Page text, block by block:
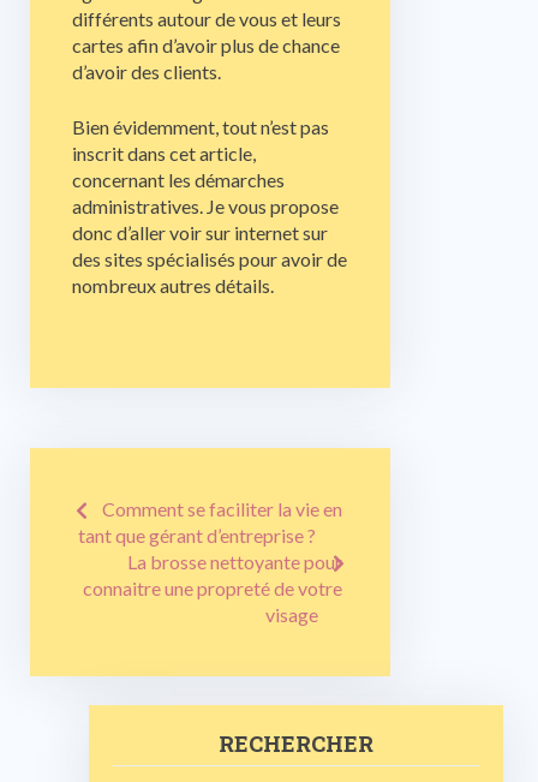
différents autour de vous et leurs
cartes afin d’avoir plus de chance
d’avoir des clients.
Bien évidemment, tout n’est pas
inscrit dans cet article,
concernant les démarches
administratives. Je vous propose
donc d’aller voir sur internet sur
des sites spécialisés pour avoir de
nombreux autres détails.
Navigation
de
l’article
Comment se faciliter la vie en
tant que gérant d’entreprise ?
La brosse nettoyante pour
connaitre une propreté de votre
visage
RECHERCHER